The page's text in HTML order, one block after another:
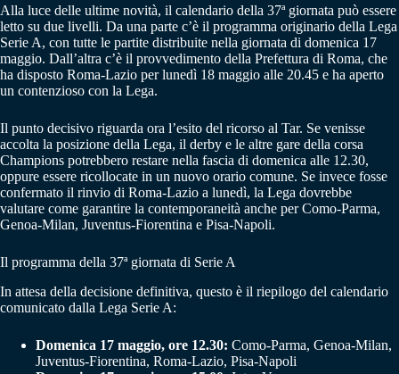
Alla luce delle ultime novità, il calendario della 37ª giornata può essere
letto su due livelli. Da una parte c’è il programma originario della Lega
Serie A, con tutte le partite distribuite nella giornata di domenica 17
maggio. Dall’altra c’è il provvedimento della Prefettura di Roma, che
ha disposto Roma-Lazio per lunedì 18 maggio alle 20.45 e ha aperto
un contenzioso con la Lega.
Il punto decisivo riguarda ora l’esito del ricorso al Tar. Se venisse
accolta la posizione della Lega, il derby e le altre gare della corsa
Champions potrebbero restare nella fascia di domenica alle 12.30,
oppure essere ricollocate in un nuovo orario comune. Se invece fosse
confermato il rinvio di Roma-Lazio a lunedì, la Lega dovrebbe
valutare come garantire la contemporaneità anche per Como-Parma,
Genoa-Milan, Juventus-Fiorentina e Pisa-Napoli.
Il programma della 37ª giornata di Serie A
In attesa della decisione definitiva, questo è il riepilogo del calendario
comunicato dalla Lega Serie A:
Domenica 17 maggio, ore 12.30: Como-Parma, Genoa-Milan,
Juventus-Fiorentina, Roma-Lazio, Pisa-Napoli